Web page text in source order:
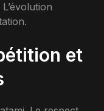
L’évolution
et